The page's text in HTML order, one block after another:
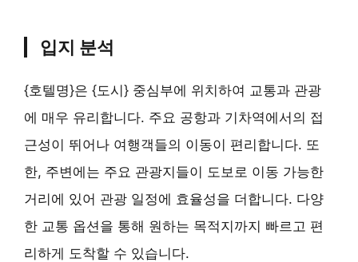
입지 분석
{호텔명}은 {도시} 중심부에 위치하여 교통과 관광
에 매우 유리합니다. 주요 공항과 기차역에서의 접
근성이 뛰어나 여행객들의 이동이 편리합니다. 또
한, 주변에는 주요 관광지들이 도보로 이동 가능한
거리에 있어 관광 일정에 효율성을 더합니다. 다양
한 교통 옵션을 통해 원하는 목적지까지 빠르고 편
리하게 도착할 수 있습니다.